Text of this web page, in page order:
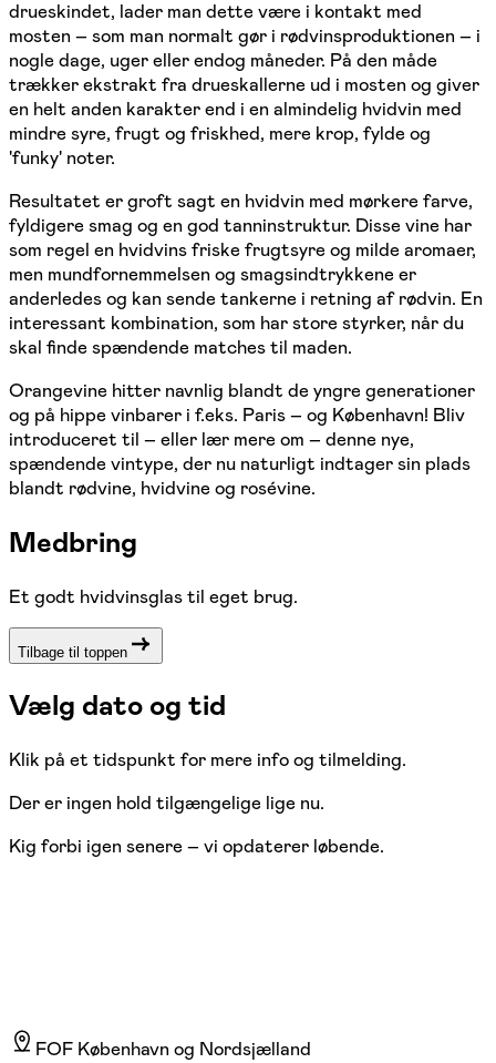
drueskindet, lader man dette være i kontakt med
mosten – som man normalt gør i rødvinsproduktionen – i
nogle dage, uger eller endog måneder. På den måde
trækker ekstrakt fra drueskallerne ud i mosten og giver
en helt anden karakter end i en almindelig hvidvin med
mindre syre, frugt og friskhed, mere krop, fylde og
'funky' noter.
Resultatet er groft sagt en hvidvin med mørkere farve,
fyldigere smag og en god tanninstruktur. Disse vine har
som regel en hvidvins friske frugtsyre og milde aromaer,
men mundfornemmelsen og smagsindtrykkene er
anderledes og kan sende tankerne i retning af rødvin. En
interessant kombination, som har store styrker, når du
skal finde spændende matches til maden.
Orangevine hitter navnlig blandt de yngre generationer
og på hippe vinbarer i f.eks. Paris – og København! Bliv
introduceret til – eller lær mere om – denne nye,
spændende vintype, der nu naturligt indtager sin plads
blandt rødvine, hvidvine og rosévine.
Medbring
Et godt hvidvinsglas til eget brug.
Tilbage til toppen
Vælg dato og tid
Klik på et tidspunkt for mere info og tilmelding.
Der er ingen hold tilgængelige lige nu.
Kig forbi igen senere – vi opdaterer løbende.
FOF København og Nordsjælland